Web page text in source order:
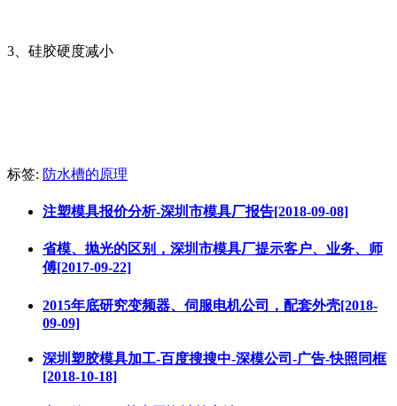
3、硅胶硬度减小
标签: 防水槽的原理
注塑模具报价分析-深圳市模具厂报告[2018-09-08]
省模、抛光的区别，深圳市模具厂提示客户、业务、师
傅[2017-09-22]
2015年底研究变频器、伺服电机公司，配套外壳[2018-
09-09]
深圳塑胶模具加工-百度搜搜中-深模公司-广告-快照同框
[2018-10-18]